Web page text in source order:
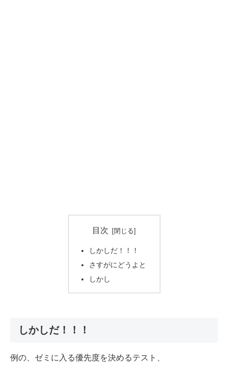
目次
しかしだ！！！
さすがにどうよと
しかし
しかしだ！！！
例の、ゼミに入る優先度を決めるテスト、